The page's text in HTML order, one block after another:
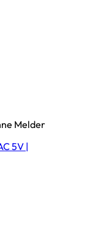
Melder
5V |